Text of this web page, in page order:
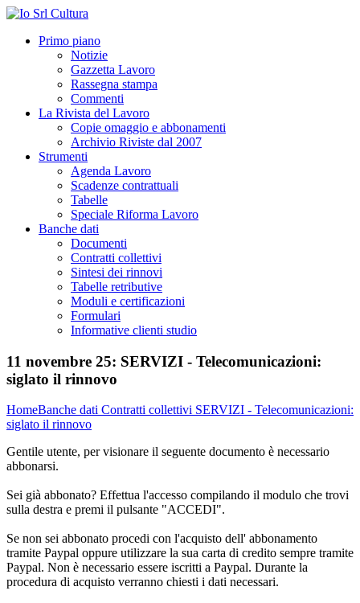
Primo piano
Notizie
Gazzetta Lavoro
Rassegna stampa
Commenti
La Rivista del Lavoro
Copie omaggio e abbonamenti
Archivio Riviste dal 2007
Strumenti
Agenda Lavoro
Scadenze contrattuali
Tabelle
Speciale Riforma Lavoro
Banche dati
Documenti
Contratti collettivi
Sintesi dei rinnovi
Tabelle retributive
Moduli e certificazioni
Formulari
Informative clienti studio
11 novembre 25: SERVIZI - Telecomunicazioni:
siglato il rinnovo
HomeBanche dati Contratti collettivi SERVIZI - Telecomunicazioni:
siglato il rinnovo
Gentile utente, per visionare il seguente documento è necessario
abbonarsi.
Sei già abbonato? Effettua l'accesso compilando il modulo che trovi
sulla destra e premi il pulsante "ACCEDI".
Se non sei abbonato procedi con l'acquisto dell' abbonamento
tramite Paypal oppure utilizzare la sua carta di credito sempre tramite
Paypal. Non è necessario essere iscritti a Paypal. Durante la
procedura di acquisto verranno chiesti i dati necessari.